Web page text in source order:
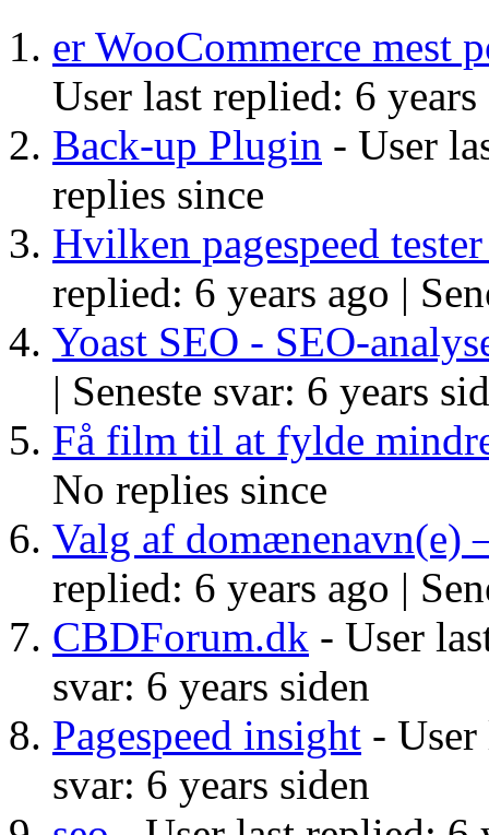
er WooCommerce mest
User last replied: 6
Back-up Plugin - User
replies since
Hvilken pagespeed
replied: 6 years ago |
Yoast SEO - SEO-
| Seneste svar: 6 years
Få film til at fylde
No replies since
Valg af domænenavn(e)
replied: 6 years ago |
CBDForum.dk - User
svar: 6 years siden
Pagespeed insight -
svar: 6 years siden